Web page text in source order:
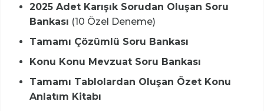
2025 Adet Karışık Sorudan Oluşan Soru
Bankası (10 Özel Deneme)
Tamamı Çözümlü Soru Bankası
Konu Konu Mevzuat Soru Bankası
Tamamı Tablolardan Oluşan Özet Konu
Anlatım Kitabı